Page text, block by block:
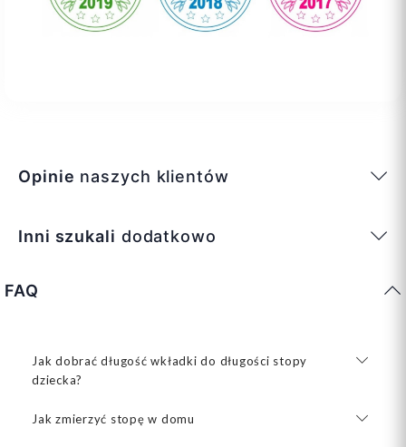
Opinie naszych klientów
Inni szukali dodatkowo
FAQ
Jak dobrać długość wkładki do długości stopy
dziecka?
Jak zmierzyć stopę w domu